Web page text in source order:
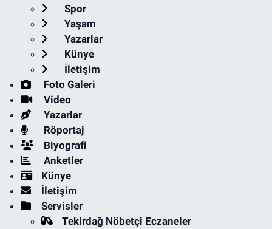
Spor
Yaşam
Yazarlar
Künye
İletişim
Foto Galeri
Video
Yazarlar
Röportaj
Biyografi
Anketler
Künye
İletişim
Servisler
Tekirdağ Nöbetçi Eczaneler